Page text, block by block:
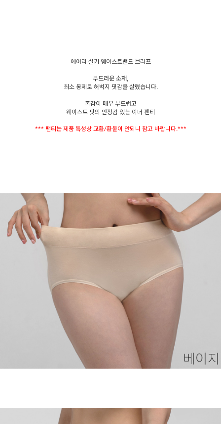
에어리 실키 웨이스트밴드 브리프
부드러운 소재,
최소 봉제로 허벅지 핏감을 살렸습니다.
촉감이 매우 부드럽고
웨이스트 핏의 안정감 있는 이너 팬티
*** 팬티는 제품 특성상 교환/환불이 안되니 참고 바랍니다.***